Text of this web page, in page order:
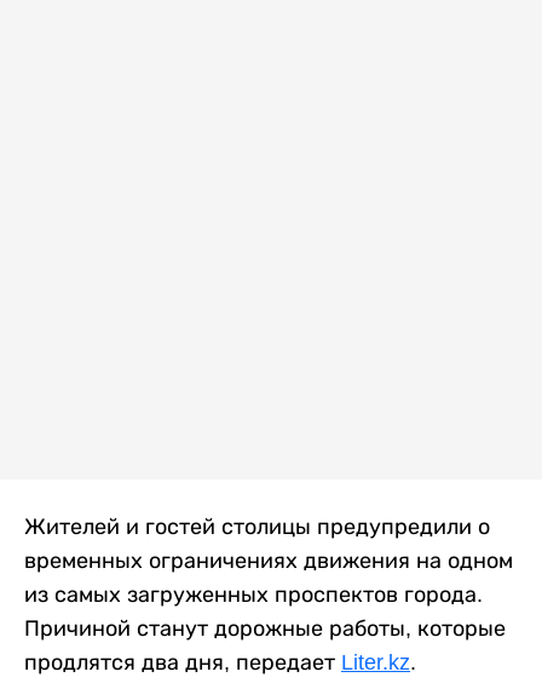
Жителей и гостей столицы предупредили о
временных ограничениях движения на одном
из самых загруженных проспектов города.
Причиной станут дорожные работы, которые
продлятся два дня, передает Liter.kz.